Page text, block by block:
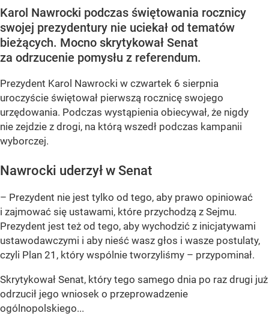
Karol Nawrocki podczas świętowania rocznicy
swojej prezydentury nie uciekał od tematów
bieżących. Mocno skrytykował Senat
za odrzucenie pomysłu z referendum.
Prezydent Karol Nawrocki w czwartek 6 sierpnia
uroczyście świętował pierwszą rocznicę swojego
urzędowania. Podczas wystąpienia obiecywał, że nigdy
nie zejdzie z drogi, na którą wszedł podczas kampanii
wyborczej.
Nawrocki uderzył w Senat
– Prezydent nie jest tylko od tego, aby prawo opiniować
i zajmować się ustawami, które przychodzą z Sejmu.
Prezydent jest też od tego, aby wychodzić z inicjatywami
ustawodawczymi i aby nieść wasz głos i wasze postulaty,
czyli Plan 21, który wspólnie tworzyliśmy – przypominał.
Skrytykował Senat, który tego samego dnia po raz drugi już
odrzucił jego wniosek o przeprowadzenie
ogólnopolskiego...